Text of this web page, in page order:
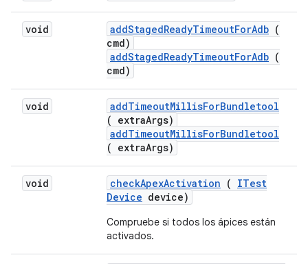
void addStagedReadyTimeoutForAdb (
cmd)
addStagedReadyTimeoutForAdb (
cmd)
void addTimeoutMillisForBundletool
( extraArgs)
addTimeoutMillisForBundletool
( extraArgs)
void checkApexActivation ( ITest
Device device)
Compruebe si todos los ápices están
activados.